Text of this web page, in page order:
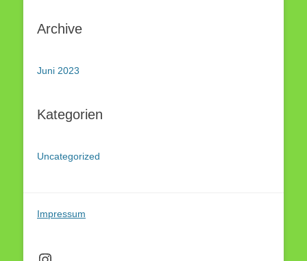
Archive
Juni 2023
Kategorien
Uncategorized
Impressum